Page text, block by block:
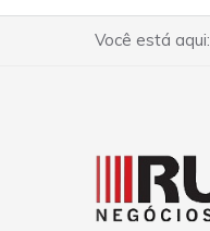
Você está aqui: